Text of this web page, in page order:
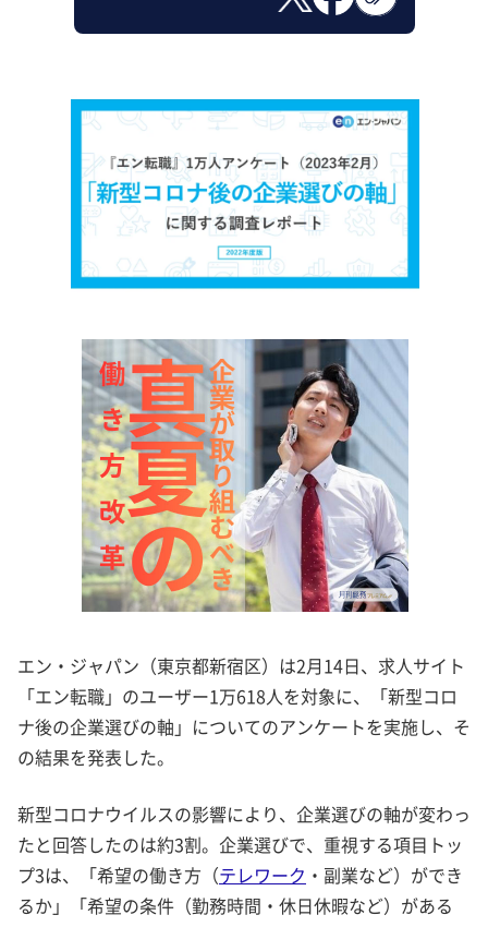
エン・ジャパン（東京都新宿区）は2月14日、求人サイト
「エン転職」のユーザー1万618人を対象に、「新型コロ
ナ後の企業選びの軸」についてのアンケートを実施し、そ
の結果を発表した。
新型コロナウイルスの影響により、企業選びの軸が変わっ
たと回答したのは約3割。企業選びで、重視する項目トッ
プ3は、「希望の働き方（テレワーク ・副業など）ができ
るか」「希望の条件（勤務時間・休日休暇など）がある